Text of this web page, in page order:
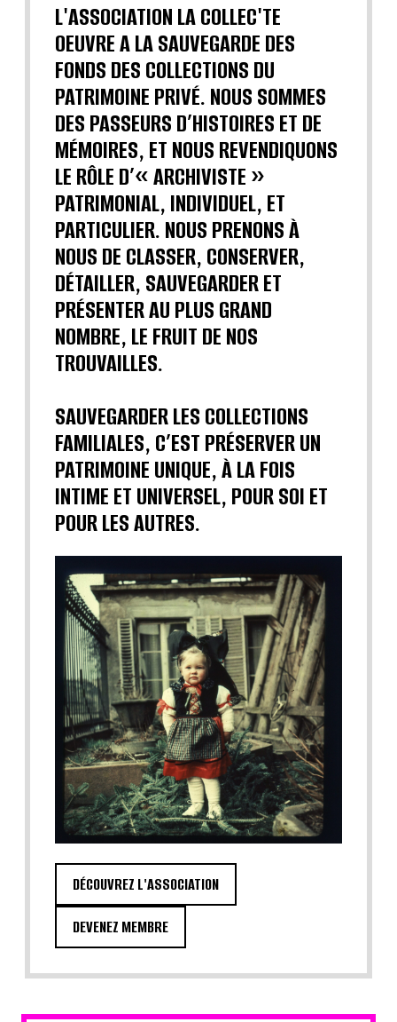
L'ASSOCIATION LA COLLEC'TE
OEUVRE A LA SAUVEGARDE DES
FONDS DES COLLECTIONS DU
PATRIMOINE PRIVÉ. NOUS SOMMES
DES PASSEURS D’HISTOIRES ET DE
MÉMOIRES, ET NOUS REVENDIQUONS
LE RÔLE D’« ARCHIVISTE »
PATRIMONIAL, INDIVIDUEL, ET
PARTICULIER. NOUS PRENONS À
NOUS DE CLASSER, CONSERVER,
DÉTAILLER, SAUVEGARDER ET
PRÉSENTER AU PLUS GRAND
NOMBRE, LE FRUIT DE NOS
TROUVAILLES.
SAUVEGARDER LES COLLECTIONS
FAMILIALES, C’EST PRÉSERVER UN
PATRIMOINE UNIQUE, À LA FOIS
INTIME ET UNIVERSEL, POUR SOI ET
POUR LES AUTRES.
DÉCOUVREZ L'ASSOCIATION
DEVENEZ MEMBRE